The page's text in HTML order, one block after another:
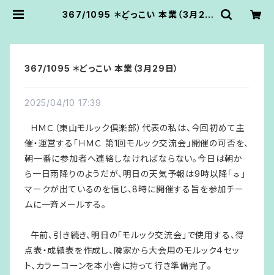
367/1095 ＊どっこい 本業（3月29
367/1095 ＊どっこい 本業（3月29日）
2025/04/10 17:39
ＨＭＣ（東山モルック倶楽部）代表の私は、今回初めて主
催・運営する「ＨＭＣ 第1回モルック交流会」開催の可否を、
朝一番に参加者へ連絡しなければならない。今日は朝か
ら一日雨降りのようだが、明日の天気予報は9時以降「☼」
マークが出ているのを信じ、8時に開催する旨を参加チー
ムに一斉メールする。
午前、引き続き、明日の「モルック交流会」で使用する、得
点表・成績表を作成し、隣家から大会用のモルック４セッ
ト、カラーコーンを本小舎に持って行き準備完了。